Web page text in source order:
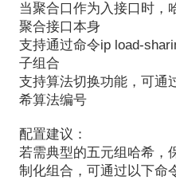
当聚合口作为入接口时，
聚合接口本身
支持通过命令ip load-
子组合
支持算法切换功能，可通
希算法编号
配置建议：
若需典型的五元组哈希，
制化组合，可通过以下命